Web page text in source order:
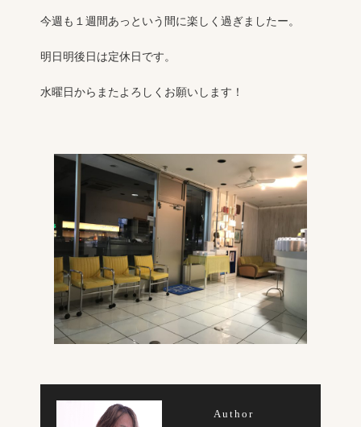
今週も１週間あっという間に楽しく過ぎましたー。
明日明後日は定休日です。
水曜日からまたよろしくお願いします！
Author